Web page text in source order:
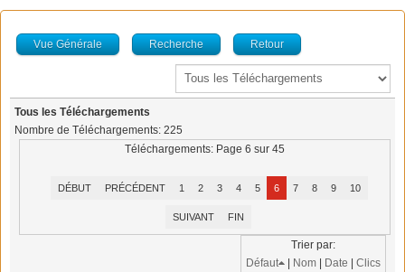
Vue Générale Recherche Retour
Tous les Téléchargements
Nombre de Téléchargements: 225
Téléchargements: Page 6 sur 45
DÉBUT PRÉCÉDENT 1 2 3 4 5 6 7 8 9 10
SUIVANT FIN
Trier par:
Défaut
| Nom | Date | Clics